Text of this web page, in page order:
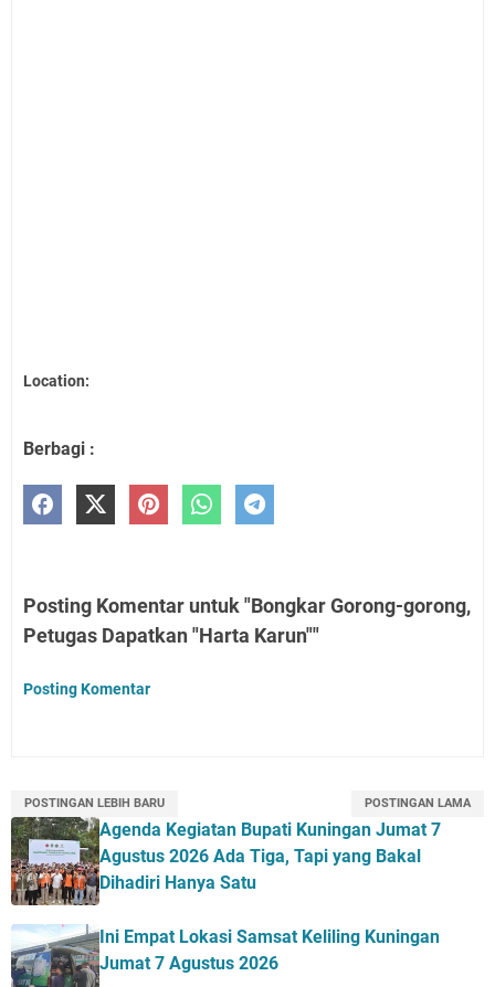
Location:
Berbagi :
Posting Komentar untuk "Bongkar Gorong-gorong,
Petugas Dapatkan "Harta Karun""
Posting Komentar
POSTINGAN LEBIH BARU POSTINGAN LAMA
Agenda Kegiatan Bupati Kuningan Jumat 7
Agustus 2026 Ada Tiga, Tapi yang Bakal
Dihadiri Hanya Satu
Ini Empat Lokasi Samsat Keliling Kuningan
Jumat 7 Agustus 2026